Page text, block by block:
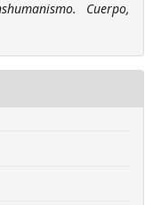
Cuerpo,